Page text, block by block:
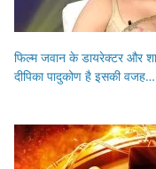
फिल्म जवान के डायरेक्टर और
दीपिका पादुकोण है इसकी वजह…